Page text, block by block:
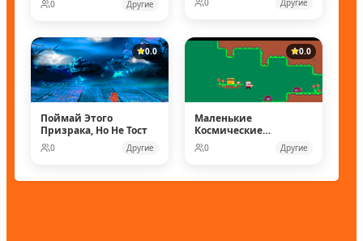
0 Другие
0.0
Поймай Этого
Призрака, Но Не Тост
0 Другие
0.0
Маленькие
Космические
рейнджеры
0 Другие